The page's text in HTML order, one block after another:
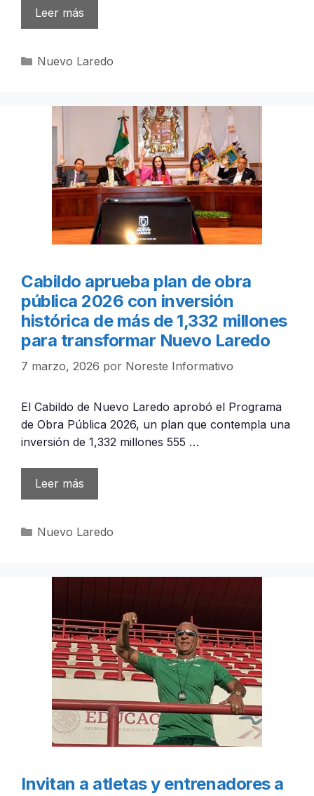
Leer más
Categorías
Nuevo Laredo
Cabildo aprueba plan de obra
pública 2026 con inversión
histórica de más de 1,332 millones
para transformar Nuevo Laredo
7 marzo, 2026 por Noreste Informativo
El Cabildo de Nuevo Laredo aprobó el Programa
de Obra Pública 2026, un plan que contempla una
inversión de 1,332 millones 555 …
Leer más
Categorías
Nuevo Laredo
Invitan a atletas y entrenadores a